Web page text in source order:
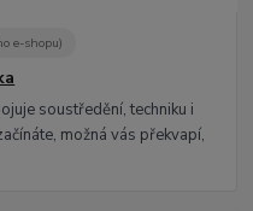
e-shopu)
soustředění, techniku i
možná vás překvapí,